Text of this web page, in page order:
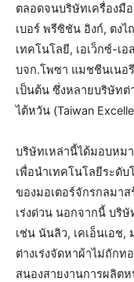
ตลอดจนบริษัทเครื่องมื
เบอร์ พรีซิชัน อิงก์, ตง
เทคโนโลยี, เอเว็กซ์-เ
บจก.โพซา แมชชีนเนอ
เป็นต้น ซึ่งหลายบริษัทต่
ไต้หวัน (Taiwan
บริษัทเหล่านี้ได้มอบหม
เพื่อนำเทคโนโลยีระดั
ของมอเตอร์จักรกลมา
เร่งด่วน นอกจากนี้ บริ
เช่น นันลิว, เคเอ็นเอช
ต่างเร่งจัดหาผ้าไม่ถัก
สนองสายงานการผลิต